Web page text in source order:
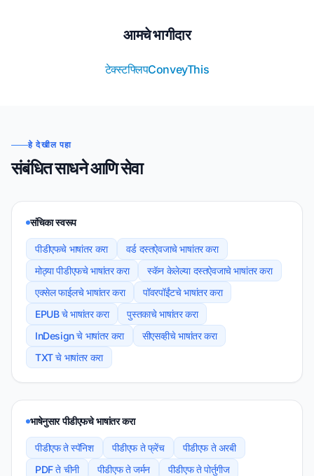
आमचे भागीदार
टेक्स्टफ्लिपConveyThis
हे देखील पहा
संबंधित साधने आणि सेवा
संचिका स्वरूप
पीडीएफचे भाषांतर करा
वर्ड दस्तऐवजाचे भाषांतर करा
मोठ्या पीडीएफचे भाषांतर करा
स्कॅन केलेल्या दस्तऐवजाचे भाषांतर करा
एक्सेल फाईलचे भाषांतर करा
पॉवरपॉईंटचे भाषांतर करा
EPUB चे भाषांतर करा
पुस्तकाचे भाषांतर करा
InDesign चे भाषांतर करा
सीएसव्हीचे भाषांतर करा
TXT चे भाषांतर करा
भाषेनुसार पीडीएफचे भाषांतर करा
पीडीएफ ते स्पॅनिश पीडीएफ ते फ्रेंच
पीडीएफ ते अरबी
PDF ते चीनी
पीडीएफ ते जर्मन
पीडीएफ ते पोर्तुगीज